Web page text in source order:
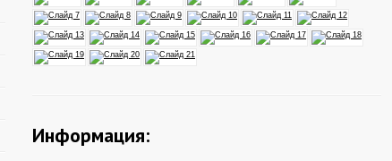
Информация: